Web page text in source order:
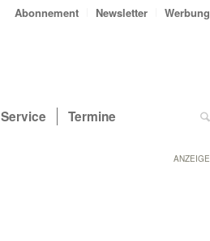
Abonnement Newsletter Werbung
Service Termine
ANZEIGE